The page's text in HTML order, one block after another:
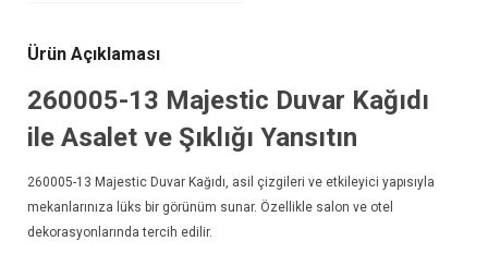
Ürün Açıklaması
260005-13 Majestic Duvar Kağıdı
ile Asalet ve Şıklığı Yansıtın
260005-13 Majestic Duvar Kağıdı , asil çizgileri ve etkileyici yapısıyla
mekanlarınıza lüks bir görünüm sunar. Özellikle salon ve otel
dekorasyonlarında tercih edilir.